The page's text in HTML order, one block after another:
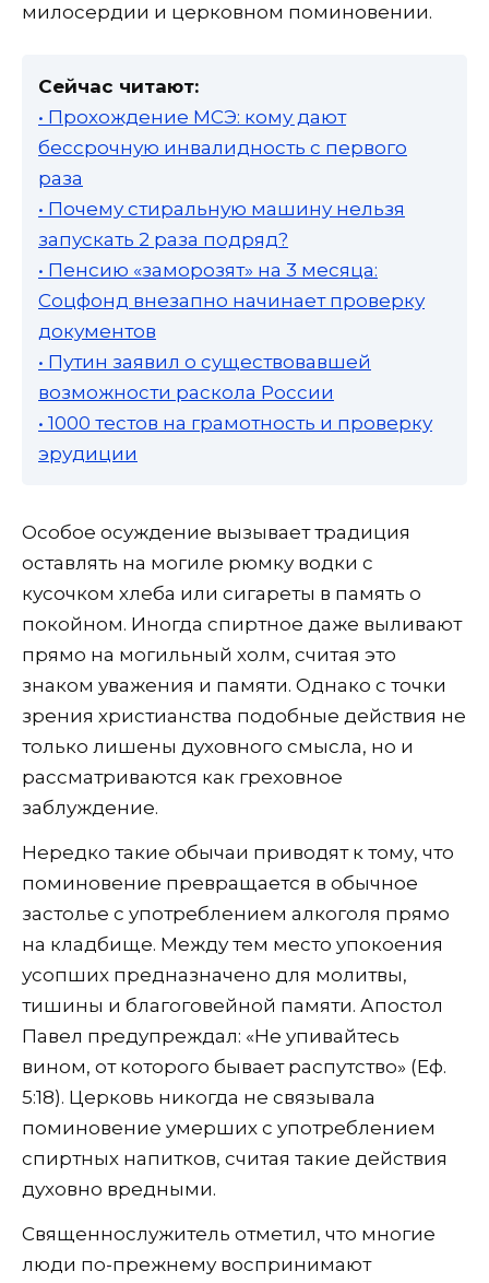
милосердии и церковном поминовении.
Сейчас читают:
• Прохождение МСЭ: кому дают
бессрочную инвалидность с первого
раза
• Почему стиральную машину нельзя
запускать 2 раза подряд?
• Пенсию «заморозят» на 3 месяца:
Соцфонд внезапно начинает проверку
документов
• Путин заявил о существовавшей
возможности раскола России
• 1000 тестов на грамотность и проверку
эрудиции
Особое осуждение вызывает традиция
оставлять на могиле рюмку водки с
кусочком хлеба или сигареты в память о
покойном. Иногда спиртное даже выливают
прямо на могильный холм, считая это
знаком уважения и памяти. Однако с точки
зрения христианства подобные действия не
только лишены духовного смысла, но и
рассматриваются как греховное
заблуждение.
Нередко такие обычаи приводят к тому, что
поминовение превращается в обычное
застолье с употреблением алкоголя прямо
на кладбище. Между тем место упокоения
усопших предназначено для молитвы,
тишины и благоговейной памяти. Апостол
Павел предупреждал: «Не упивайтесь
вином, от которого бывает распутство» (Еф.
5:18). Церковь никогда не связывала
поминовение умерших с употреблением
спиртных напитков, считая такие действия
духовно вредными.
Священнослужитель отметил, что многие
люди по-прежнему воспринимают